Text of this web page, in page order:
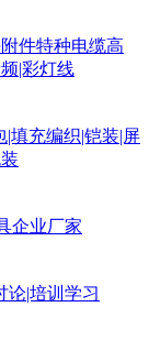
件特种电缆高
|彩灯线
|填充编织|铠装|屏
企业厂家
论|培训学习